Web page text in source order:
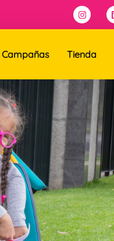
Campañas Tienda